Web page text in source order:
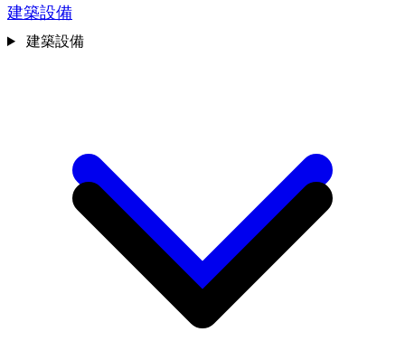
建築設備
建築設備